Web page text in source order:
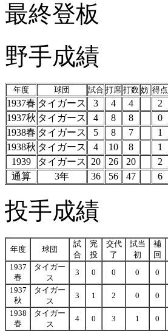
最終登板
野手成績
年度 球団 試合 打席 打数 妨 得点
1937春 タイガース 3 4 4 2
1937秋 タイガース 4 8 8 0
1938春 タイガース 5 8 7 1
1938秋 タイガース 4 10 8 1
1939
タイガース 20 26 20 2
通算
3年 36 56 47 6
投手成績
年度 球団
試
合
完
投
交代
了
試当
初
補
回
1937
春
タイガー
ス
3 0 0 0 0
1937
秋
タイガー
ス
3 1 2 0 0
1938
春
タイガー
ス
4 0 3 1 0